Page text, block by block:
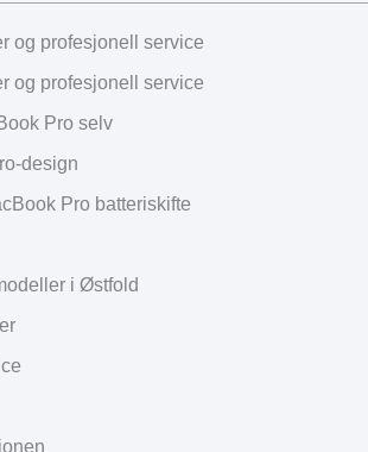
og profesjonell service
og profesjonell service
Pro selv
design
Pro batteriskifte
i Østfold